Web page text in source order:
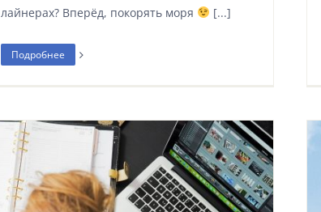
лайнерах? Вперёд, покорять моря
[...]
Подробнее